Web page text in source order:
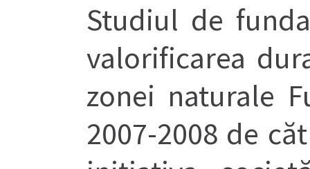
Studiul de
valorificarea
zonei naturale
2007-2008 de